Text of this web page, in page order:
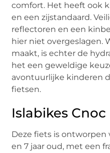
comfort. Het heeft ook
en een zijstandaard.
reflectoren en een
hier niet overgeslagen.
maakt, is echter de
het een geweldige
avontuurlijke kinderen
fietsen.
Islabikes Cnoc
Deze fiets is
en 7 jaar oud, met een